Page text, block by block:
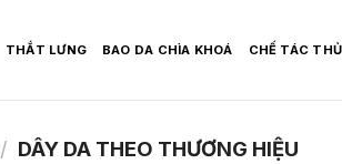
THẮT LƯNG BAO DA CHÌA KHOÁ CHẾ TÁC
/ DÂY DA THEO THƯƠNG HIỆU